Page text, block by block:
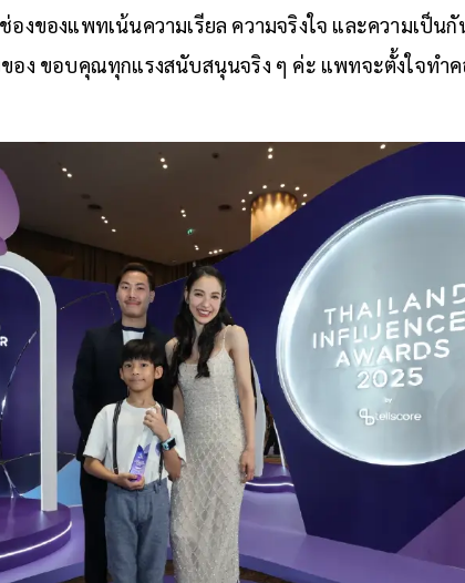
องของแพทเน้นความเรียล ความจริงใจ และความเป็นกั
อง ขอบคุณทุกแรงสนับสนุนจริง ๆ ค่ะ แพทจะตั้งใจทำ